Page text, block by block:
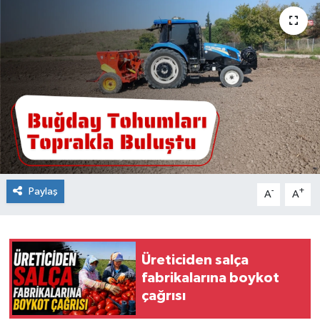
Paylaş A- A+
Üreticiden salça
fabrikalarına boykot
çağrısı
Haber Arşivi